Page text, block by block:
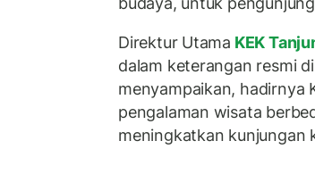
Direktur Utama KEK
dalam keterangan resmi
menyampaikan, hadirnya
pengalaman wisata
meningkatkan kunjungan